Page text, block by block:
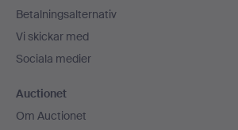
Betalningsalternativ
Vi skickar med
Sociala medier
Auctionet
Om Auctionet